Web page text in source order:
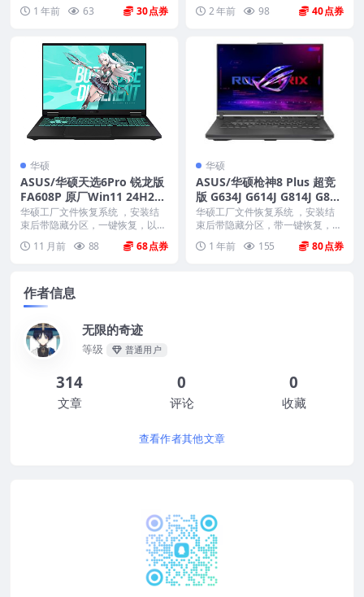
1 年前 63 30 2 年前 98 40
华硕
ASUS/华硕天选6Pro 锐龙版
FA608P 原厂Win11 24H2
家庭版系统 工厂文件 带ASU
S Recovery恢复
华硕工厂文件恢复系统 ，安装结
束后带隐藏分区，一键恢复，以及
11 月前 88 68
华硕
ASUS/华硕枪神8 Plus 超竞
版 G634J G614J G814J G814
J 原厂Win11 24H2专业版系
统 工厂文件 带ASUS Recove
ry恢复
华硕工厂文件恢复系统 ，安装结
束后带隐藏分区，带一键恢复，以
1 年前 155 80
作者信息
无限的奇迹
等级 普通用户
314
文章
0
评论
0
收藏
查看作者其他文章